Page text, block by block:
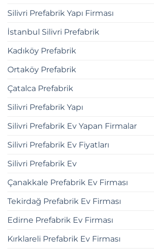
Silivri Prefabrik Yapı Firması
İstanbul Silivri Prefabrik
Kadıköy Prefabrik
Ortaköy Prefabrik
Çatalca Prefabrik
Silivri Prefabrik Yapı
Silivri Prefabrik Ev Yapan Firmalar
Silivri Prefabrik Ev Fiyatları
Silivri Prefabrik Ev
Çanakkale Prefabrik Ev Firması
Tekirdağ Prefabrik Ev Firması
Edirne Prefabrik Ev Firması
Kırklareli Prefabrik Ev Firması